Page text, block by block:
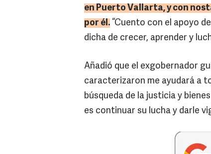
en Puerto Vallarta, y con
por él. “Cuento con el apoyo
dicha de crecer, aprender y
Añadió que el exgobernador
caracterizaron me ayudará a
búsqueda de la justicia y
es continuar su lucha y darle